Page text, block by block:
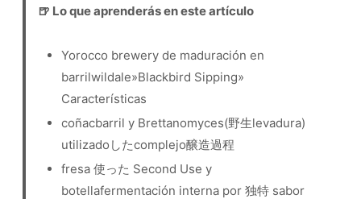
🍺 Lo que aprenderás en este artículo
Yorocco brewery de maduración en
barrilwildale»Blackbird Sipping»
Características
coñacbarril y Brettanomyces(野生levadura)
utilizadoしたcomplejo醸造過程
fresa 使った Second Use y
botellafermentación interna por 独特 sabor